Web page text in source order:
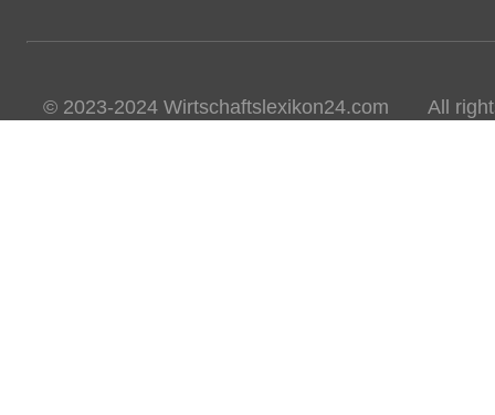
© 2023-2024 Wirtschaftslexikon24.com All